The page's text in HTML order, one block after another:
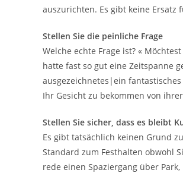
auszurichten. Es gibt keine Ersatz
Stellen Sie die peinliche Frage
Welche echte Frage ist? «
hatte fast so gut eine Zeitspanne
ausgezeichnetes|ein
Ihr Gesicht zu bekommen von
Stellen Sie sicher, dass es bleibt
Es gibt tatsächlich keinen Grund
Standard zum Festhalten obwohl
rede einen Spaziergang über